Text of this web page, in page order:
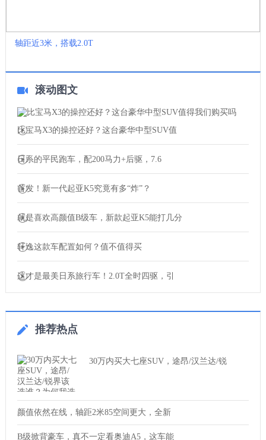
轴距近3米，搭载2.0T
滚动图文
比宝马X3的操控还好？这台豪华中型SUV值
日系的平民跑车，配200马力+后驱，7.6
首发！新一代起亚K5究竟有多“炸”？
就是喜欢高颜值B级车，新款起亚K5能打几分
轩逸这款车配置如何？值不值得买
这才是最美日系旅行车！2.0T全时四驱，引
推荐热点
30万内买大七座SUV，途昂/汉兰达/锐
颜值依然在线，轴距2米85空间更大，全新
B级掀背豪车，真不一定看奥迪A5，这车能